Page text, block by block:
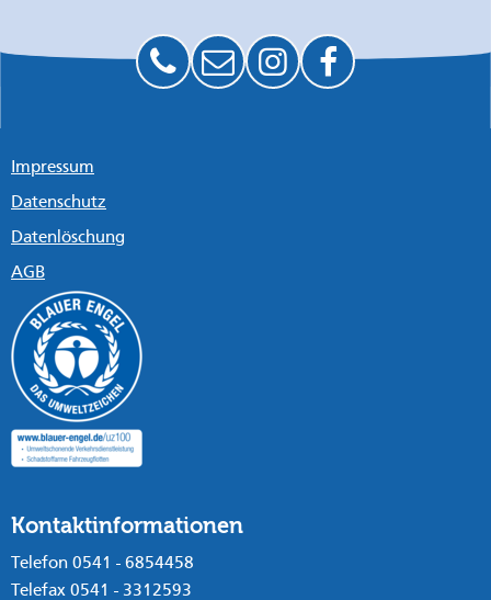
Impressum
Datenschutz
Datenlöschung
AGB
Kontaktinformationen
Telefon 0541 - 6854458
Telefax 0541 - 3312593